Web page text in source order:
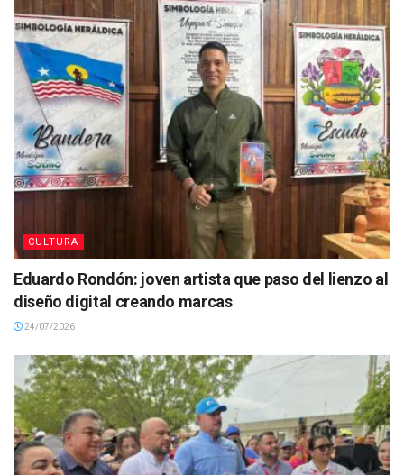
CULTURA
Eduardo Rondón: joven artista que paso del lienzo al
diseño digital creando marcas
24/07/2026